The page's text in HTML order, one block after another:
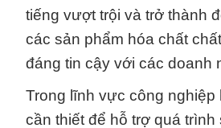
tiếng vượt trội và trở thành
các sản phẩm hóa chất
đáng tin cậy với các doanh
Trong lĩnh vực công
cần thiết để hỗ trợ quá